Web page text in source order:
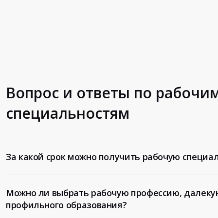
Вопрос и ответы по
специальностям
За какой срок можно получить рабочую
Можно ли выбрать рабочую профессию,
профильного образования?